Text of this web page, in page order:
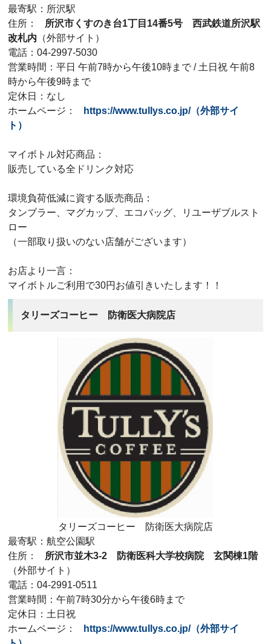
最寄駅：所沢駅
住所：
所沢市くすのき台1丁目14番5号 西武鉄道所沢駅
改札内 （外部サイト）
電話：04-2997-5030
営業時間：平日 午前7時から午後10時まで / 土日祝 午前8
時から午後9時まで
定休日：なし
ホームページ：
https://www.tullys.co.jp/（外部サイ
ト）
マイボトル対応商品：
販売している全ドリンク対応
環境負荷低減に資する販売商品：
タンブラー、マグカップ、エコバッグ、リユーザブルスト
ロー
（一部取り扱いのない店舗がございます）
お店より一言：
マイボトルご利用で30円お値引きいたします！！
タリーズコーヒー 防衛医大病院店
タリーズコーヒー 防衛医大病院店
最寄駅：航空公園駅
住所：
所沢市並木3-2 防衛医科大学校病院 玄関棟1階
（外部サイト）
電話：04-2991-0511
営業時間：午前7時30分から午後6時まで
定休日：土日祝
ホームページ：
https://www.tullys.co.jp/（外部サイ